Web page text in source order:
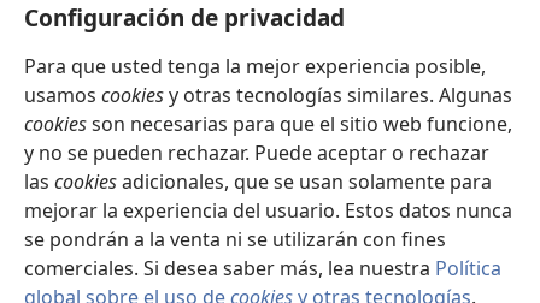
Configuración de privacidad
Para que usted tenga la mejor experiencia posible,
usamos cookiesy otras tecnologías similares. Algunas
cookiesson necesarias para que el sitio web funcione,
y no se pueden rechazar. Puede aceptar o rechazar
las cookiesadicionales, que se usan solamente para
mejorar la experiencia del usuario. Estos datos nunca
se pondrán a la venta ni se utilizarán con fines
comerciales. Si desea saber más, lea nuestra Política
global sobre el uso decookiesy otras tecnologías.
nueva BIBLIOTECA EN LÍNEA Watchtower™
una
nueva
ventana)
JW Hub
(abre
una
nueva
ventana)
JW Library
Watchtower Library